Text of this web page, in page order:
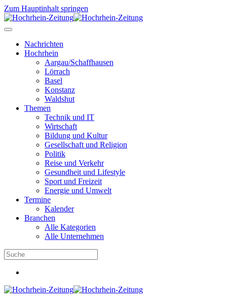
Zum Hauptinhalt springen
Nachrichten
Hochrhein
Aargau/Schaffhausen
Lörrach
Basel
Konstanz
Waldshut
Themen
Technik und IT
Wirtschaft
Bildung und Kultur
Gesellschaft und Religion
Politik
Reise und Verkehr
Gesundheit und Lifestyle
Sport und Freizeit
Energie und Umwelt
Termine
Kalender
Branchen
Alle Kategorien
Alle Unternehmen